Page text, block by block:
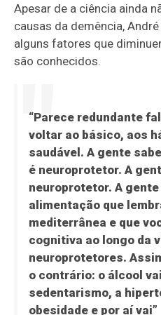
Apesar de a ciência ainda
causas da demência,
alguns fatores que
são conhecidos.
“Parece redundante
voltar ao básico, aos
saudável. A gente
é neuroprotetor. A
neuroprotetor. A gente
alimentação que
mediterrânea e que
cognitiva ao longo da
neuroprotetores.
o contrário: o álcool
sedentarismo, a
obesidade e por aí vai”